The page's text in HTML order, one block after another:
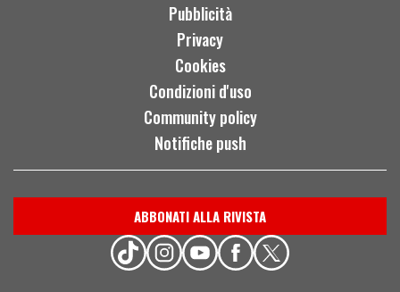
Pubblicità
Privacy
Cookies
Condizioni d'uso
Community policy
Notifiche push
ABBONATI ALLA RIVISTA